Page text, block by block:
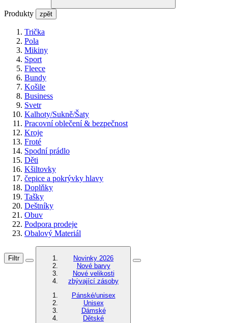
Produkty zpět
Trička
Pola
Mikiny
Sport
Fleece
Bundy
Košile
Business
Svetr
Kalhoty/Sukně/Šaty
Pracovní oblečení & bezpečnost
Kroje
Froté
Spodní prádlo
Děti
Kšiltovky
čepice a pokrývky hlavy
Doplňky
Tašky
Deštníky
Obuv
Podpora prodeje
Obalový Materiál
Filtr
Novinky 2026
Nové barvy
Nové velikosti
zbývající zásoby
Pánské/unisex
Unisex
Dámské
Dětské